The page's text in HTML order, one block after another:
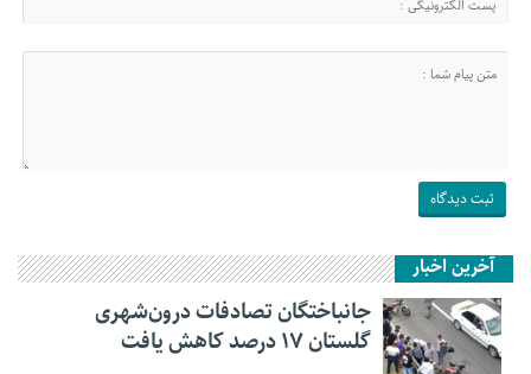
آخرین اخبار
جانباختگان تصادفات درون‌شهری
گلستان ۱۷ درصد کاهش یافت